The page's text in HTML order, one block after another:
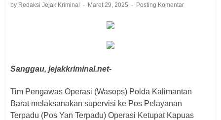
by Redaksi Jejak Kriminal Maret 29, 2025 Posting Komentar
Sanggau, jejakkriminal.net-
Tim Pengawas Operasi (Wasops) Polda Kalimantan
Barat melaksanakan supervisi ke Pos Pelayanan
Terpadu (Pos Yan Terpadu) Operasi Ketupat Kapuas